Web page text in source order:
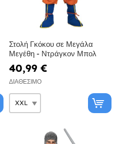
Στολή Γκόκου σε Μεγάλα
Μεγέθη - Ντράγκον Μπολ
40,99 €
ΔΙΑΘΈΣΙΜΟ